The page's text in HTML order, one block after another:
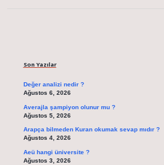
Son Yazılar
Değer analizi nedir ?
Ağustos 6, 2026
Averajla şampiyon olunur mu ?
Ağustos 5, 2026
Arapça bilmeden Kuran okumak sevap mıdır ?
Ağustos 4, 2026
Aeü hangi üniversite ?
Ağustos 3, 2026